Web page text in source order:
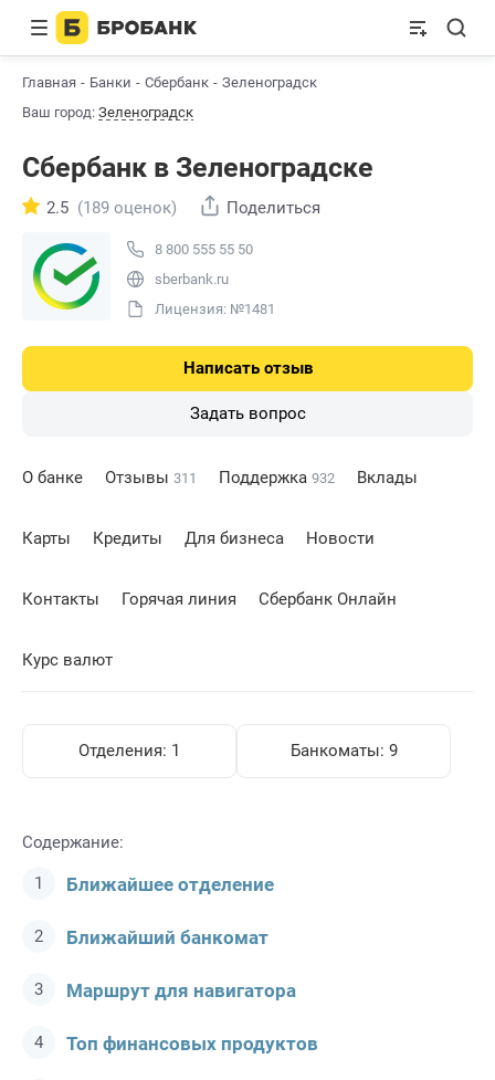
Главная Банки Сбербанк
Зеленоградск
Ваш город: Зеленоградск
Сбербанк в Зеленоградске
8 800 555 55 50
sberbank.ru
Лицензия: №1481
2.5 (189 оценок) Поделиться
Написать отзыв
Задать вопрос
О банке Отзывы 311 Поддержка 932 Вклады
Карты Кредиты Для бизнеса Новости
Контакты Горячая линия Сбербанк Онлайн
Курс валют
Отделения: 1 Банкоматы: 9
Содержание:
Ближайшее отделение
Ближайший банкомат
Маршрут для навигатора
Топ финансовых продуктов